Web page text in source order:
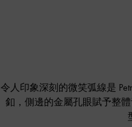
令人印象深刻的微笑弧線是
釦，側邊的金屬孔眼賦予整